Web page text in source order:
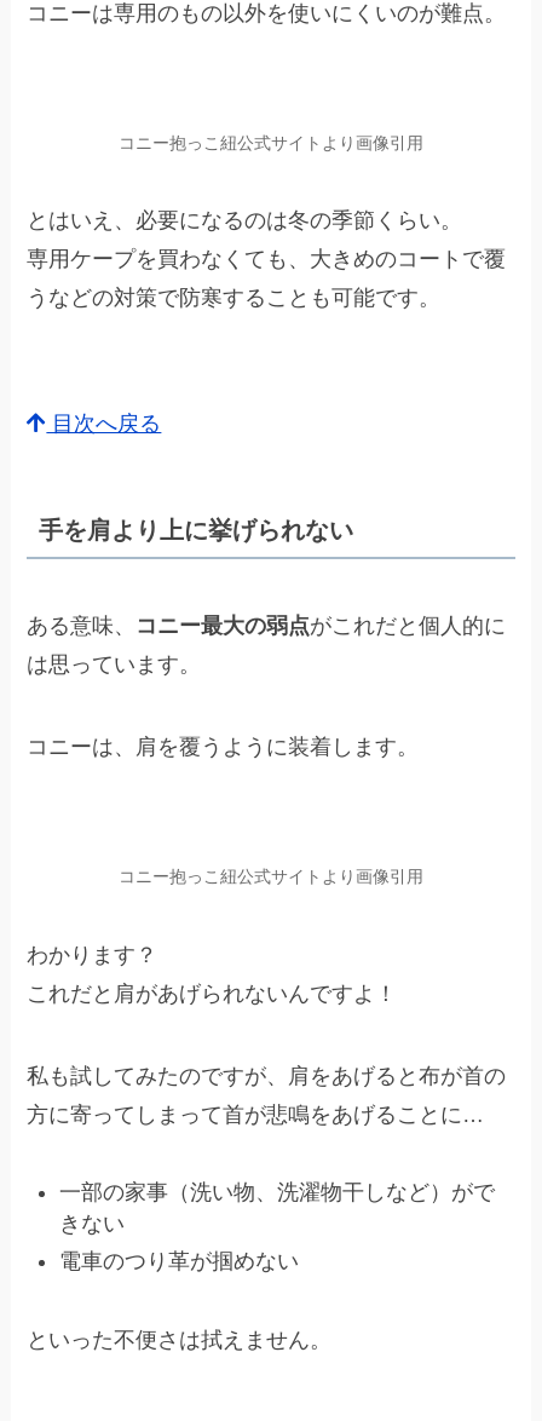
コニーは専用のもの以外を使いにくいのが難点。
コニー抱っこ紐公式サイトより画像引用
とはいえ、必要になるのは冬の季節くらい。
専用ケープを買わなくても、大きめのコートで覆
うなどの対策で防寒することも可能です。
目次へ戻る
手を肩より上に挙げられない
ある意味、 コニー最大の弱点がこれだと個人的に
は思っています。
コニーは、肩を覆うように装着します。
コニー抱っこ紐公式サイトより画像引用
わかります？
これだと肩があげられないんですよ！
私も試してみたのですが、肩をあげると布が首の
方に寄ってしまって首が悲鳴をあげることに…
一部の家事（洗い物、洗濯物干しなど）がで
きない
電車のつり革が掴めない
といった不便さは拭えません。